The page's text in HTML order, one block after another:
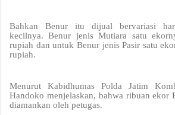
Bahkan Benur itu dijual bervariasi
kecilnya. Benur jenis Mutiara satu
rupiah dan untuk Benur jenis Pasir satu
rupiah.
Menurut Kabidhumas Polda Jatim
Handoko menjelaskan, bahwa ribuan ekor
diamankan oleh petugas.